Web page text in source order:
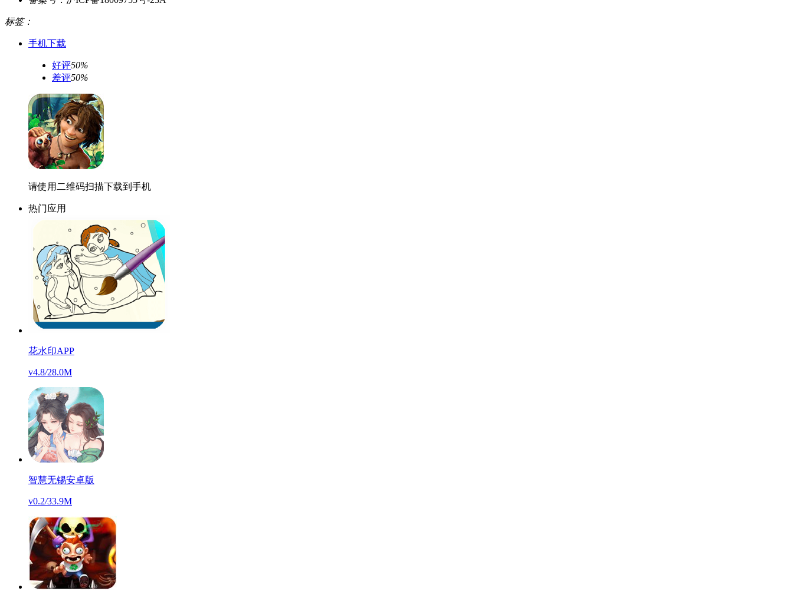
标签：
手机下载
好评50%
差评50%
请使用二维码扫描下载到手机
热门应用
花水印APP
v4.8/28.0M
智慧无锡安卓版
v0.2/33.9M